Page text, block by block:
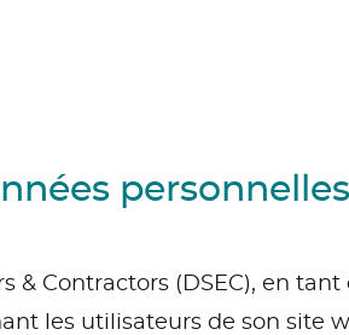
& Contractors (DSEC), en
les utilisateurs de son site